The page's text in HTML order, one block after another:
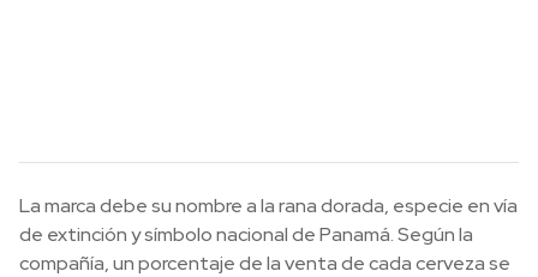
La marca debe su nombre a la rana dorada, especie en vía
de extinción y símbolo nacional de Panamá. Según la
compañía, un porcentaje de la venta de cada cerveza se